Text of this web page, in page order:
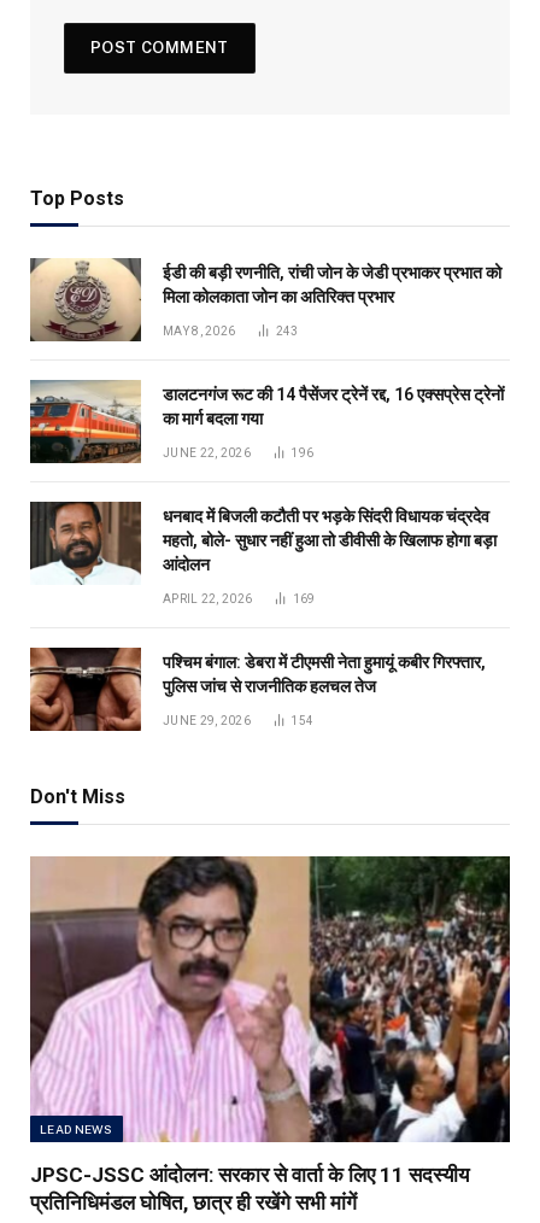
Top Posts
ईडी की बड़ी रणनीति, रांची जोन के जेडी प्रभाकर प्रभात को
मिला कोलकाता जोन का अतिरिक्त प्रभार
MAY 8, 2026 243
डालटनगंज रूट की 14 पैसेंजर ट्रेनें रद्द, 16 एक्सप्रेस ट्रेनों
का मार्ग बदला गया
JUNE 22, 2026 196
धनबाद में बिजली कटौती पर भड़के सिंदरी विधायक चंद्रदेव
महतो, बोले- सुधार नहीं हुआ तो डीवीसी के खिलाफ होगा बड़ा
आंदोलन
APRIL 22, 2026 169
पश्चिम बंगाल: डेबरा में टीएमसी नेता हुमायूं कबीर गिरफ्तार,
पुलिस जांच से राजनीतिक हलचल तेज
JUNE 29, 2026 154
Don't Miss
LEAD NEWS
JPSC-JSSC आंदोलन: सरकार से वार्ता के लिए 11 सदस्यीय
प्रतिनिधिमंडल घोषित, छात्र ही रखेंगे सभी मांगें